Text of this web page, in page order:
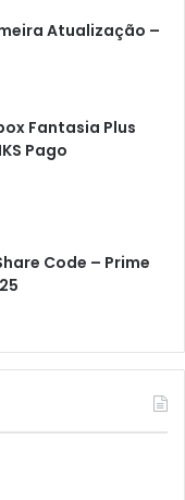
Atualização –
Fantasia Plus
Pago
Code – Prime